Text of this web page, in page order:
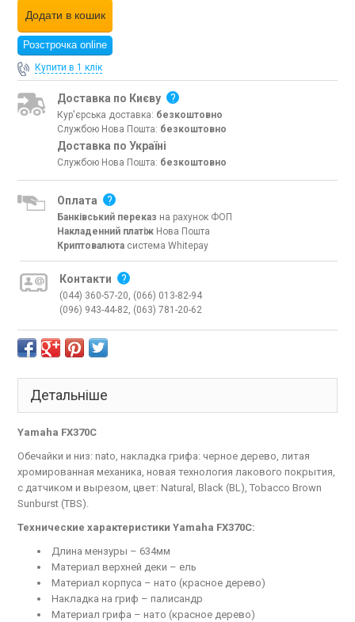
Додати в кошик
Розстрочка online
Купити в 1 клік
Доставка по Києву ?
Кур'єрська доставка: безкоштовно
Службою Нова Пошта: безкоштовно
Доставка по Україні
Службою Нова Пошта: безкоштовно
Оплата ?
Банківський переказ на рахунок ФОП
Накладенний платіж Нова Пошта
Криптовалюта система Whitepay
Контакти ?
(044) 360-57-20, (066) 013-82-94
(096) 943-44-82, (063) 781-20-62
Детальніше
Yamaha FX370C
Обечайки и низ: nato, накладка грифа: черное дерево, литая
хромированная механика, новая технология лакового покрытия,
с датчиком и вырезом, цвет: Natural, Black (BL), Tobacco Brown
Sunburst (TBS).
Технические характеристики Yamaha FX370C:
Длина мензуры – 634мм
Материал верхней деки – ель
Материал корпуса – нато (красное дерево)
Накладка на гриф – палисандр
Материал грифа – нато (красное дерево)